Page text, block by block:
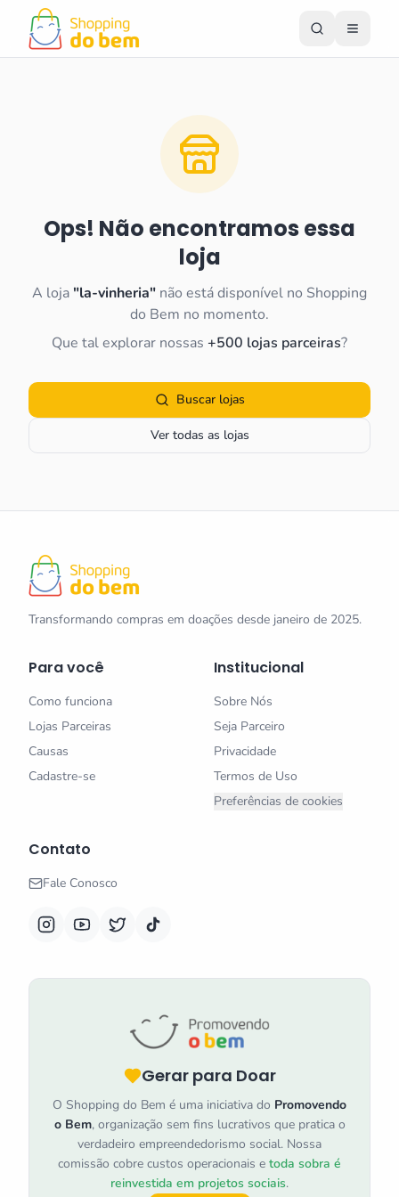
Ops! Não encontramos essa
loja
A loja "la-vinheria" não está disponível no Shopping
do Bem no momento.
Que tal explorar nossas +500 lojas parceiras?
Buscar lojas
Ver todas as lojas
Transformando compras em doações desde janeiro de 2025.
Para você
Como funciona
Lojas Parceiras
Causas
Cadastre-se
Institucional
Sobre Nós
Seja Parceiro
Privacidade
Termos de Uso
Preferências de cookies
Contato
Fale Conosco
Gerar para Doar
O Shopping do Bem é uma iniciativa do Promovendo
o Bem, organização sem fins lucrativos que pratica o
verdadeiro empreendedorismo social. Nossa
comissão cobre custos operacionais e toda sobra é
reinvestida em projetos sociais.